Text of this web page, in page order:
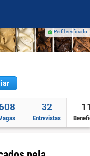
Perfil verificado
608 32
Entrevistas